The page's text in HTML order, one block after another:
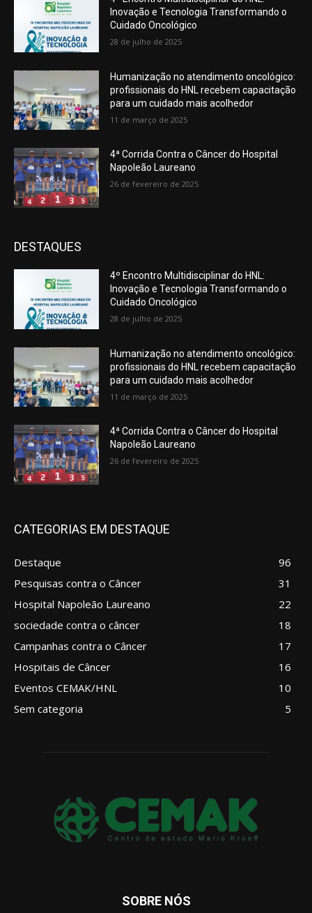
Inovação e Tecnologia Transformando o
Cuidado Oncológico
28 de julho de 2025
Humanização no atendimento oncológico:
profissionais do HNL recebem capacitação
para um cuidado mais acolhedor
11 de março de 2025
4ª Corrida Contra o Câncer do Hospital
Napoleão Laureano
26 de fevereiro de 2025
DESTAQUES
4º Encontro Multidisciplinar do HNL:
Inovação e Tecnologia Transformando o
Cuidado Oncológico
28 de julho de 2025
Humanização no atendimento oncológico:
profissionais do HNL recebem capacitação
para um cuidado mais acolhedor
11 de março de 2025
4ª Corrida Contra o Câncer do Hospital
Napoleão Laureano
26 de fevereiro de 2025
CATEGORIAS EM DESTAQUE
Destaque
96
Pesquisas contra o Câncer
31
Hospital Napoleão Laureano
22
sociedade contra o câncer
18
Campanhas contra o Câncer
17
Hospitais de Câncer
16
Eventos CEMAK/HNL
10
Sem categoria
5
SOBRE NÓS